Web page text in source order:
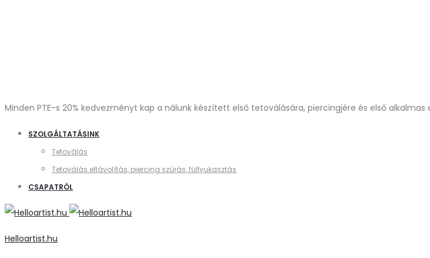
Minden PTE-s 20% kedvezményt kap a nálunk készített első tetoválására, piercingjére és első alkalmas
SZOLGÁLTATÁSINK
Tetoválás
Tetoválás eltávolítás, piercing szúrás, füllyukasztás
CSAPATRÓL
Helloartist.hu